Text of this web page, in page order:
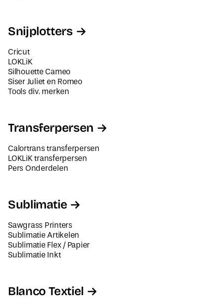
Snijplotters
Cricut
LOKLiK
Silhouette Cameo
Siser Juliet en Romeo
Tools div. merken
Transferpersen
Calortrans transferpersen
LOKLiK transferpersen
Pers Onderdelen
Sublimatie
Sawgrass Printers
Sublimatie Artikelen
Sublimatie Flex / Papier
Sublimatie Inkt
Blanco Textiel